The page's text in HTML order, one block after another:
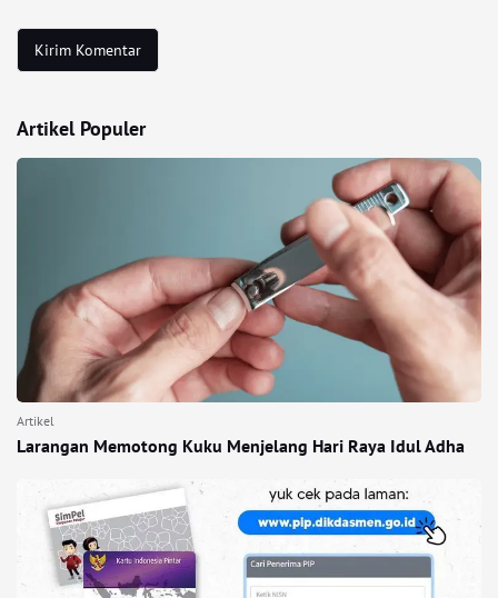
Artikel Populer
Artikel
Larangan Memotong Kuku Menjelang Hari Raya Idul Adha